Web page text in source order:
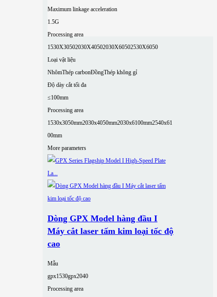
Maximum linkage acceleration
1.5G
Processing area
1530X30502030X40502030X60502530X6050
Loại vật liệu
NhômThép carbonĐồngThép không gỉ
Độ dày cắt tối đa
≤100mm
Processing area
1530x3050mm2030x4050mm2030x6100mm2540x61
00mm
More parameters
Dòng GPX Model hàng đầu I
Máy cắt laser tấm kim loại tốc độ
cao
Mẫu
gpx1530gpx2040
Processing area